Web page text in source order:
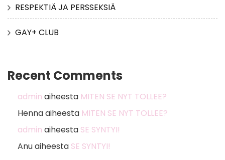
RESPEKTIÄ JA PERSSEKSIÄ
GAY+ CLUB
Recent Comments
admin aiheesta MITEN SE NYT TOLLEE?
Hennaaiheesta MITEN SE NYT TOLLEE?
admin aiheesta SE SYNTYI!
Anuaiheesta SE SYNTYI!